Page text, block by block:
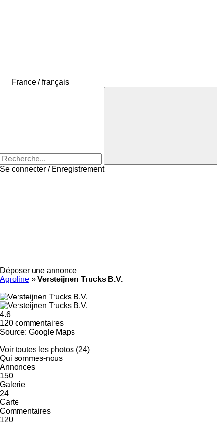
France / français
Se connecter / Enregistrement
Déposer une annonce
Agroline » Versteijnen Trucks B.V.
4.6
120 commentaires
Source: Google Maps
Voir toutes les photos (24)
Qui sommes-nous
Annonces
150
Galerie
24
Carte
Commentaires
120